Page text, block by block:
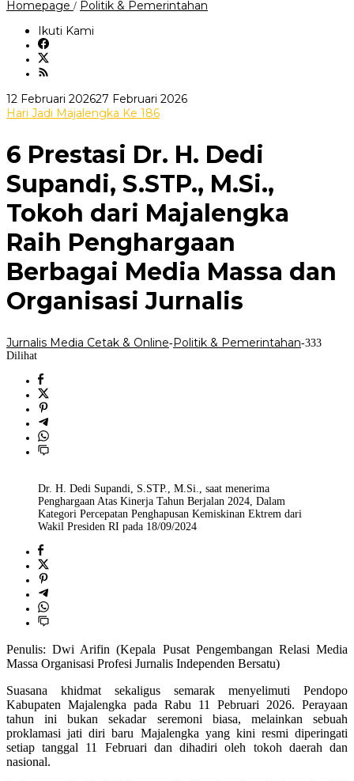
Homepage / Politik & Pemerintahan
Raih
Penghargaan
Media
Massa
dan
Organisasi
Ikuti Kami
12 Februari 202627 Februari 2026oleh
&
Hari Jadi Majalengka Ke 186
6 Prestasi Dr. H. Dedi
Supandi, S.STP., M.Si.,
Tokoh dari Majalengka
Raih Penghargaan
Berbagai Media Massa dan
Organisasi Jurnalis
Jurnalis Media Cetak & Online-Politik & Pemerintahan-333
Dilihat
Dr. H. Dedi Supandi, S.STP., M.Si., saat menerima
Penghargaan Atas Kinerja Tahun Berjalan 2024, Dalam
Kategori Percepatan Penghapusan Kemiskinan Ektrem dari
Wakil Presiden RI pada 18/09/2024
Penulis: Dwi Arifin (Kepala Pusat Pengembangan Relasi Media
Massa Organisasi Profesi Jurnalis Independen Bersatu)
Suasana khidmat sekaligus semarak menyelimuti Pendopo
Kabupaten Majalengka pada Rabu 11 Pebruari 2026. Perayaan
tahun ini bukan sekadar seremoni biasa, melainkan sebuah
proklamasi jati diri baru Majalengka yang kini resmi diperingati
setiap tanggal 11 Februari dan dihadiri oleh tokoh daerah dan
nasional.